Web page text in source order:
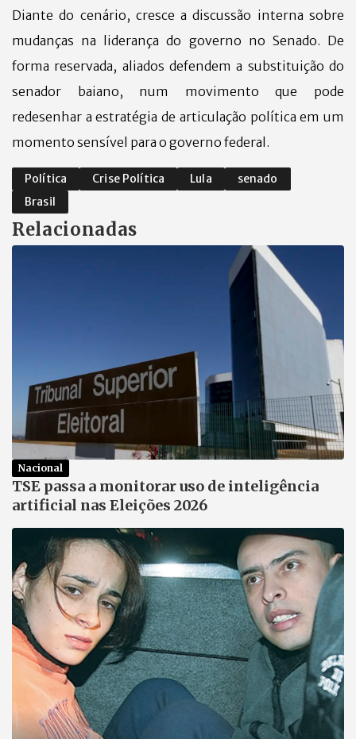
Diante do cenário, cresce a discussão interna sobre
mudanças na liderança do governo no Senado. De
forma reservada, aliados defendem a substituição do
senador baiano, num movimento que pode
redesenhar a estratégia de articulação política em um
momento sensível para o governo federal.
Política Crise Política Lula
senado
Brasil
Relacionadas
Nacional
TSE passa a monitorar uso de inteligência
artificial nas Eleições 2026